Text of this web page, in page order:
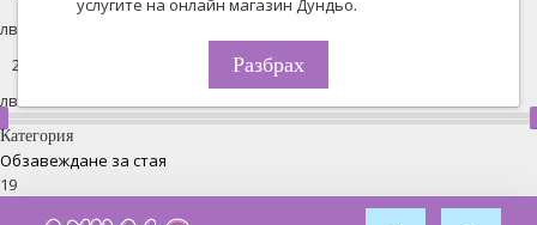
лв. -
лв.
Категория
Обзавеждане за стая
19
услугите на онлайн магазин Дундьо.
Разбрах